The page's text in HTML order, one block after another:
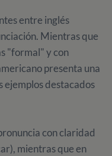
entre inglés
Mientras que
"formal" y con
presenta una
ejemplos destacados
con claridad
mientras que en